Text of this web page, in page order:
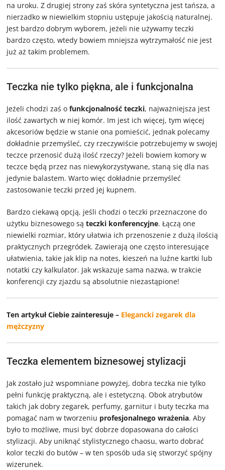
na uroku. Z drugiej strony zaś skóra syntetyczna jest tańsza, a
nierzadko w niewielkim stopniu ustępuje jakością naturalnej.
Jest bardzo dobrym wyborem, jeżeli nie używamy teczki
bardzo często, wtedy bowiem mniejsza wytrzymałość nie jest
już aż takim problemem.
Teczka nie tylko piękna, ale i funkcjonalna
Jeżeli chodzi zaś ofunkcjonalność teczki, najważniejsza jest
ilość zawartych w niej komór. Im jest ich więcej, tym więcej
akcesoriów będzie w stanie ona pomieścić, jednak polecamy
dokładnie przemyśleć, czy rzeczywiście potrzebujemy w swojej
teczce przenosić dużą ilość rzeczy? Jeżeli bowiem komory w
teczce będą przez nas niewykorzystywane, staną się dla nas
jedynie balastem. Warto więc dokładnie przemyśleć
zastosowanie teczki przed jej kupnem.
Bardzo ciekawą opcją, jeśli chodzi o teczki przeznaczone do
użytku biznesowego sąteczki konferencyjne. Łączą one
niewielki rozmiar, który ułatwia ich przenoszenie z dużą ilością
praktycznych przegródek. Zawierają one często interesujące
ułatwienia, takie jak klip na notes, kieszeń na luźne kartki lub
notatki czy kalkulator. Jak wskazuje sama nazwa, w trakcie
konferencji czy zjazdu są absolutnie niezastąpione!
Ten artykuł Ciebie zainteresuje – Elegancki zegarek dla
mężczyzny
Teczka elementem biznesowej stylizacji
Jak zostało już wspomniane powyżej, dobra teczka nie tylko
pełni funkcję praktyczną, ale i estetyczną. Obok atrybutów
takich jak dobry zegarek, perfumy, garnitur i buty teczka ma
pomagać nam w tworzeniu profesjonalnego wrażenia. Aby
było to możliwe, musi być dobrze dopasowana do całości
stylizacji. Aby uniknąć stylistycznego chaosu, warto dobrać
kolor teczki do butów – w ten sposób uda się stworzyć spójny
wizerunek.